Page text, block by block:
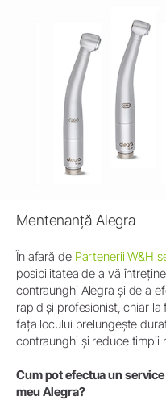
Mentenanță Alegra
În afară de Partenerii W&H
posibilitatea de a vă
contraunghi Alegra și de a
rapid și profesionist, chiar
fața locului prelungește
contraunghi și reduce timpii
Cum pot efectua un
meu Alegra?